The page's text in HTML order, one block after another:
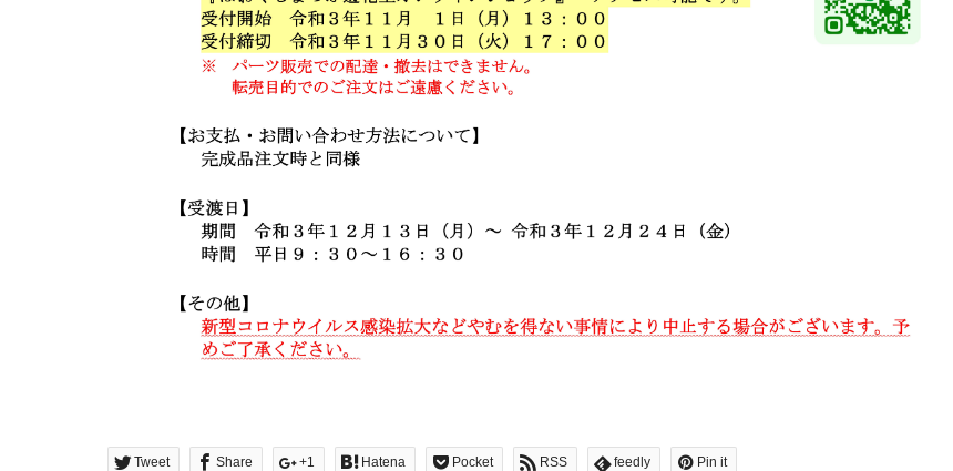
Tweet Share +1 Hatena Pocket RSS feedly Pin it